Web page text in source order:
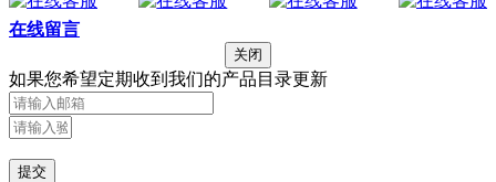
在线留言
关闭
如果您希望定期收到我们的产品目录更新
提交